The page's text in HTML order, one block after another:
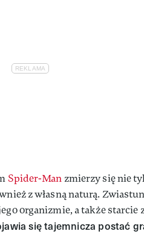
Spider-Man zmierzy się nie
z własną naturą.
organizmie, a także
się tajemnicza postać